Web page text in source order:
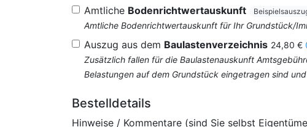
Amtliche Bodenrichtwertauskunft
Amtliche Bodenrichtwertauskunft für Ihr Grundstück/
Auszug aus dem Baulastenverzeichnis 24,80 €
Zusätzlich fallen für die Baulastenauskunft
Belastungen auf dem Grundstück eingetragen sind
Bestelldetails
Hinweise / Kommentare (sind Sie selbst